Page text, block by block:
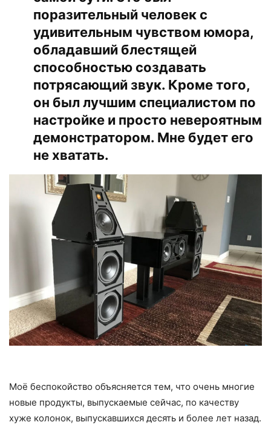
поразительный человек с
удивительным чувством юмора,
обладавший блестящей
способностью создавать
потрясающий звук. Кроме того,
он был лучшим специалистом по
настройке и просто невероятным
демонстратором. Мне будет его
не хватать.
Моё беспокойство объясняется тем, что очень многие
новые продукты, выпускаемые сейчас, по качеству
хуже колонок, выпускавшихся десять и более лет назад.